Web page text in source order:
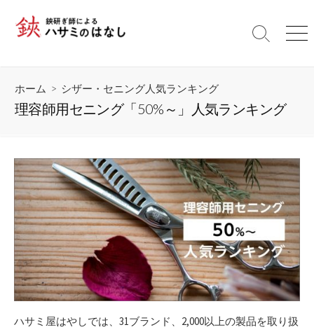
検
え
メ
ホーム > シザー・セニング人気ランキング
理容師用セニング「50%～」人気ランキング
ハサミ屋はやしでは、31ブランド、2,000以上の製品を取り扱